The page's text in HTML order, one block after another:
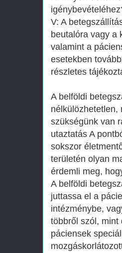
V: A
beutalóra vagy a
valamint a
esetekben
részletes
A belföldi
nélkülözhetetlen,
szükségünk van
utaztatás A
sokszor
területén olyan
érdemli meg,
A belföldi
juttassa el a
intézménybe,
többről szól, mint
páciensek